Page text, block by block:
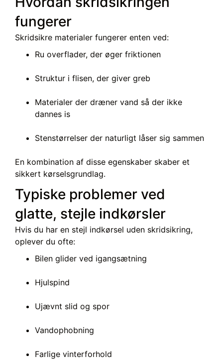
fungerer
Skridsikre materialer fungerer enten ved:
Ru overflader, der øger friktionen
Struktur i flisen, der giver greb
Materialer der dræner vand så der ikke
dannes is
Stenstørrelser der naturligt låser sig sammen
En kombination af disse egenskaber skaber et
sikkert kørselsgrundlag.
Typiske problemer ved
glatte, stejle indkørsler
Hvis du har en stejl indkørsel uden skridsikring,
oplever du ofte:
Bilen glider ved igangsætning
Hjulspind
Ujævnt slid og spor
Vandophobning
Farlige vinterforhold